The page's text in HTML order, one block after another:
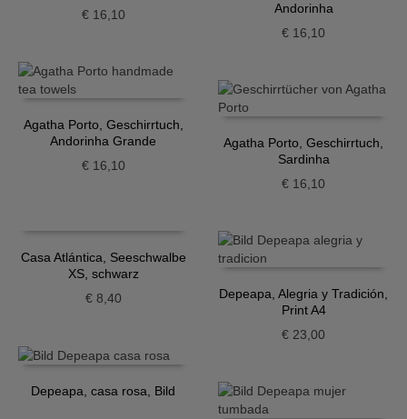
€16,10
Andorinha
€ 16,10
Agatha Porto, Geschirrtuch,
Andorinha Grande
€16,10
Agatha Porto, Geschirrtuch,
Sardinha
€ 16,10
Casa Atlántica, Seeschwalbe
XS, schwarz
€8,40
Depeapa, Alegria y Tradición,
Print A4
€ 23,00
Depeapa, casa rosa, Bild